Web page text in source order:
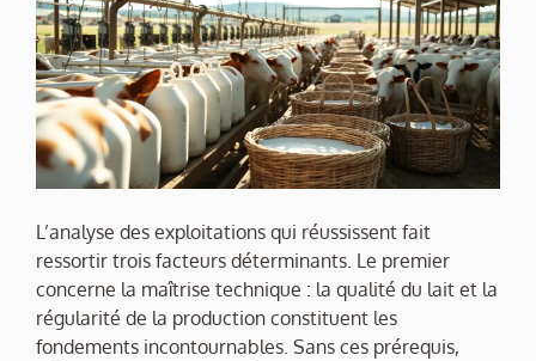
L’analyse des exploitations qui réussissent fait
ressortir trois facteurs déterminants. Le premier
concerne la maîtrise technique : la qualité du lait et la
régularité de la production constituent les
fondements incontournables. Sans ces prérequis,